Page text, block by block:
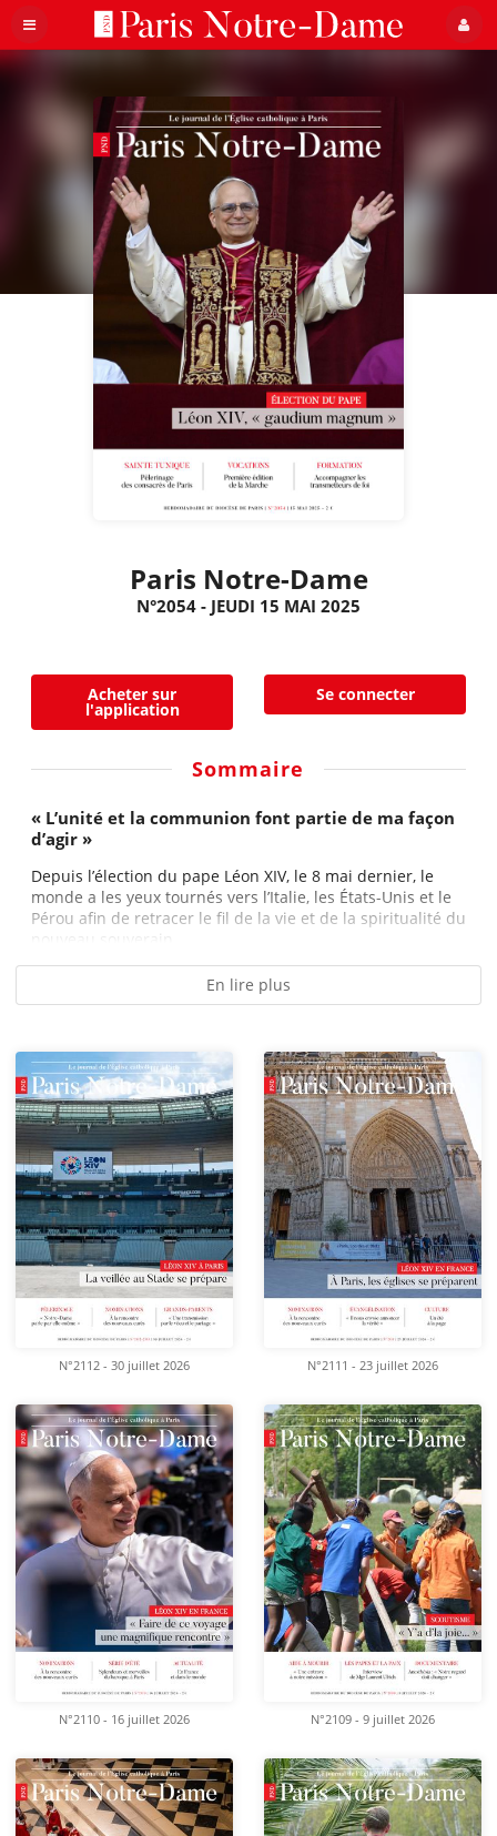
Paris Notre-Dame
N°2054 - JEUDI 15 MAI 2025
Acheter sur
l'application
Se connecter
Sommaire
« L’unité et la communion font partie de ma façon
d’agir »
Depuis l’élection du pape Léon XIV, le 8 mai dernier, le
monde a les yeux tournés vers l’Italie, les États-Unis et le
Pérou afin de retracer le fil de la vie et de la spiritualité du
En lire plus
N°2112 - 30 juillet 2026 N°2111 - 23 juillet 2026
N°2110 - 16 juillet 2026 N°2109 - 9 juillet 2026